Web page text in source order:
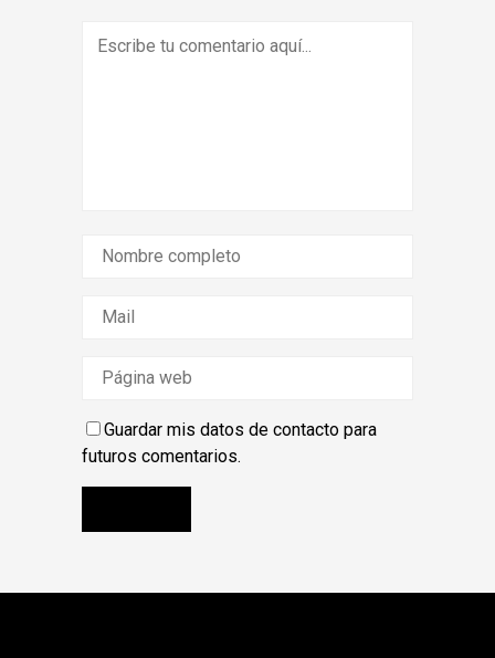
Guardar mis datos de contacto para
futuros comentarios.